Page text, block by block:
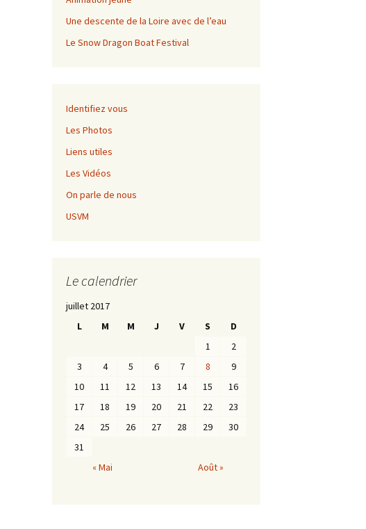
fond
Grangent Kayak Rando
Une descente de la Loire avec de l’eau
Le Snow Dragon Boat Festival
Identifiez vous
Les Photos
Liens utiles
Les Vidéos
On parle de nous
USVM
Le calendrier
juillet 2017
L
M M J V S
D
1
2
3
4 5 6 7 8
9
10
11 12 13 14 15
16
17
18 19 20 21 22
23
24
25 26 27 28 29
30
31
« Mai
Août »